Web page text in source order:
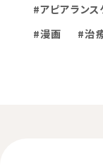
#アピアランス
#漫画
#治